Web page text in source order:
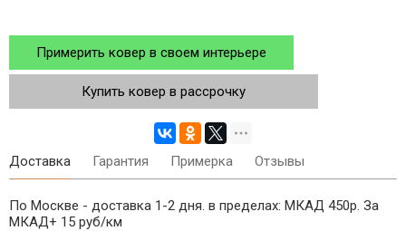
Примерить ковер в своем интерьере
Купить ковер в рассрочку
Доставка Гарантия Примерка Отзывы
По Москве - доставка 1-2 дня. в пределах: МКАД 450р. За
МКАД+ 15 руб/км